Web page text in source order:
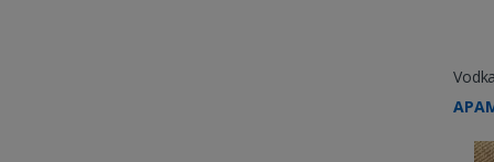
Vodka